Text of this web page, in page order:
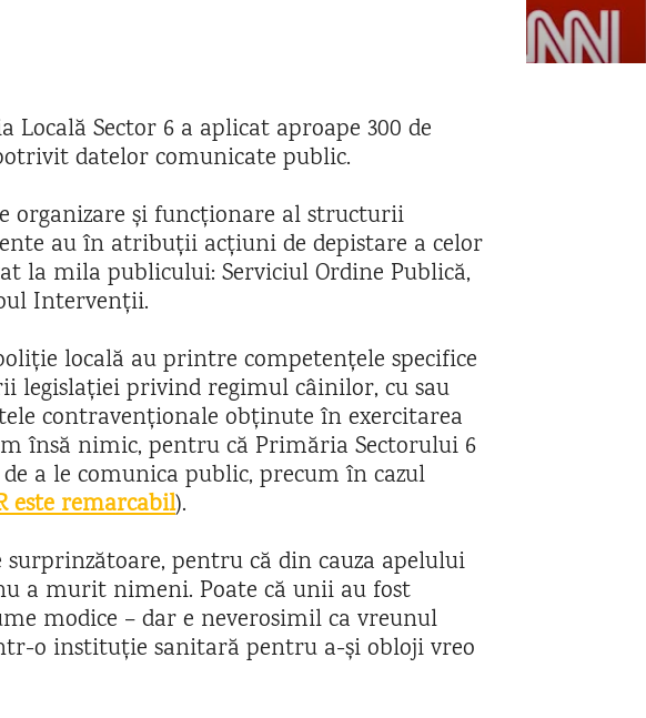
Locală Sector 6 a aplicat aproape 300 de
datelor comunicate public.
organizare și funcționare al structurii
au în atribuții acțiuni de depistare a celor
la mila publicului: Serviciul Ordine Publică,
Intervenții.
locală au printre competențele specifice
legislației privind regimul câinilor, cu sau
contravenționale obținute în exercitarea
însă nimic, pentru că Primăria Sectorului 6
a le comunica public, precum în cazul
este remarcabil).
pentru că din cauza apelului
a murit nimeni. Poate că unii au fost
modice – dar e neverosimil ca vreunul
o instituție sanitară pentru a-și obloji vreo